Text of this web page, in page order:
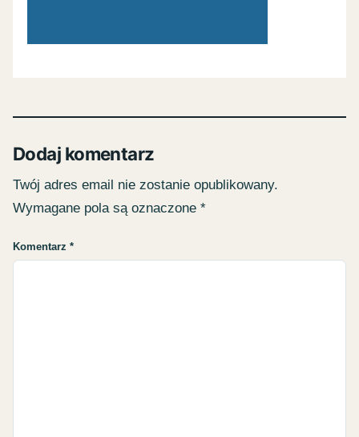
Dodaj komentarz
Twój adres email nie zostanie opublikowany.
Wymagane pola są oznaczone *
Komentarz *